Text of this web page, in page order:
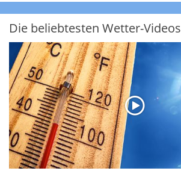
Die beliebtesten Wetter-Videos